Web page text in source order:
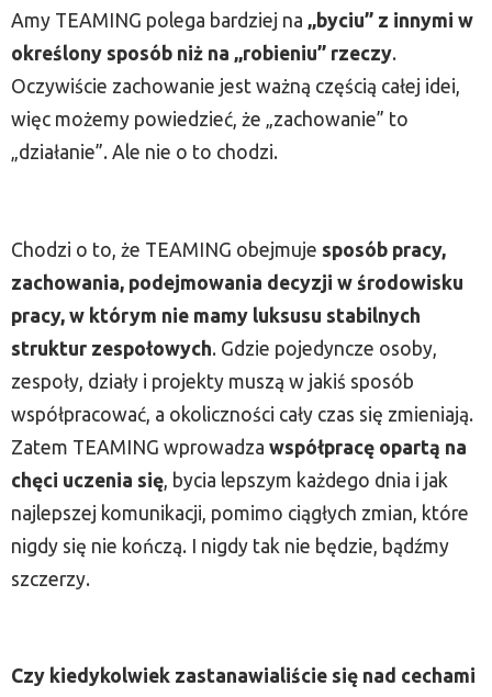
Amy TEAMING polega bardziej na „byciu” z innymi w
określony sposób niż na „robieniu” rzeczy.
Oczywiście zachowanie jest ważną częścią całej idei,
więc możemy powiedzieć, że „zachowanie” to
„działanie”. Ale nie o to chodzi.
Chodzi o to, że TEAMING obejmuje sposób pracy,
zachowania, podejmowania decyzji w środowisku
pracy, w którym nie mamy luksusu stabilnych
struktur zespołowych. Gdzie pojedyncze osoby,
zespoły, działy i projekty muszą w jakiś sposób
współpracować, a okoliczności cały czas się zmieniają.
Zatem TEAMING wprowadza współpracę opartą na
chęci uczenia się , bycia lepszym każdego dnia i jak
najlepszej komunikacji, pomimo ciągłych zmian, które
nigdy się nie kończą. I nigdy tak nie będzie, bądźmy
szczerzy.
Czy kiedykolwiek zastanawialiście się nad cechami